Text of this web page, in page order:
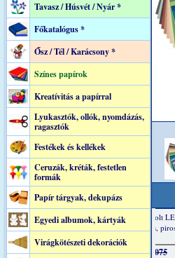
Tavasz / Húsvét / Nyár *
Főkatalógus *
Ősz / Tél / Karácsony *
Színes papírok
Kreatívitás a papírral
Lyukasztók, ollók, nyomdázás,
ragasztók
Festékek és kellékek
Ceruzák, kréták, festetlen
formák
Papír tárgyak, dekupázs
Egyedi albumok, kártyák
Virágkötészeti dekorációk